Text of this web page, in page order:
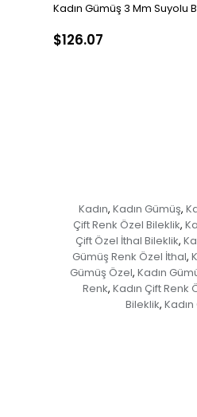
Kadın Gümüş 3 Mm Suyolu
$126.07
Kadın, Kadın Gümüş,
Çift Renk Özel Bileklik,
Çift Özel İthal Bileklik,
Gümüş Renk Özel İthal,
Gümüş Özel, Kadın
Renk, Kadın Çift Renk
Bileklik,